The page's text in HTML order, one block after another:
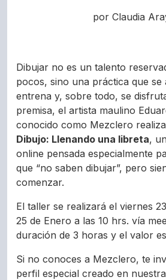
por Claudia
Dibujar no es un talento
pocos, sino una práctica que se
entrena y, sobre todo, se
premisa, el artista maulino
conocido como Mezclero
Dibujo: Llenando una libreta,
online pensada especialmente
que “no saben dibujar”, pero
comenzar.
El taller se realizará el viernes
25 de Enero a las 10 hrs. vía
duración de 3 horas y el valor
Si no conoces a Mezclero, te
perfil especial creado en